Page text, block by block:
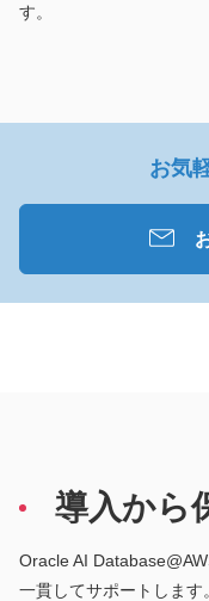
す。
お気
導入から
Oracle AI
一貫してサポートします。